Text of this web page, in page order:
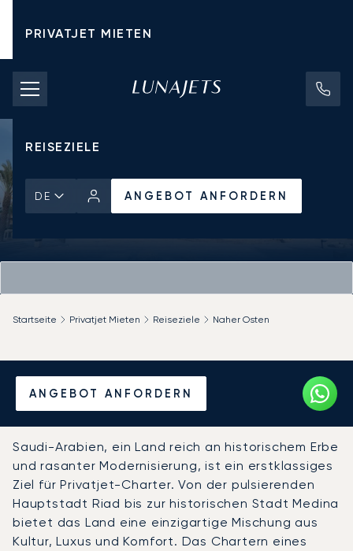
PRIVATJET MIETEN
CHARTERPREISE
PRIVATJETS
REISEZIELE
DE ANGEBOT ANFORDERN
ANGEBOT ANFORDERN
Startseite Privatjet Mieten Reiseziele Naher Osten
Mieten Sie einen Privatjet
nach Saudi-Arabien
Saudi-Arabien, ein Land reich an historischem Erbe
und rasanter Modernisierung, ist ein erstklassiges
Ziel für Privatjet-Charter. Von der pulsierenden
Hauptstadt Riad bis zur historischen Stadt Medina
bietet das Land eine einzigartige Mischung aus
Kultur, Luxus und Komfort. Das Chartern eines